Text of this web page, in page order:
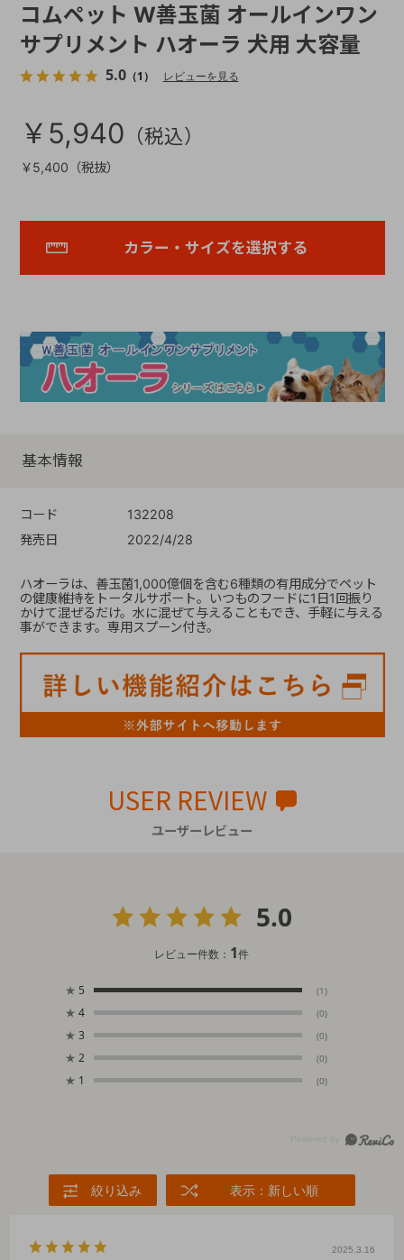
コムペット W善玉菌 オールインワン
サプリメント ハオーラ 犬用 大容量
5.0（1） レビューを見る
￥5,940
￥5,400（税抜）
カラー・サイズを選択する
基本情報
コード
132208
発売日
2022/4/28
ハオーラは、善玉菌1,000億個を含む6種類の有用成分でペット
の健康維持をトータルサポート。いつものフードに1日1回振り
かけて混ぜるだけ。水に混ぜて与えることもでき、手軽に与える
事ができます。専用スプーン付き。
USER REVIEW
ユーザーレビュー
5.0
レビュー件数： 1件
★ 5 (1)
★ 4 (0)
★ 3 (0)
★ 2 (0)
★ 1 (0)
絞り込み 表示：新しい順
2025.3.16